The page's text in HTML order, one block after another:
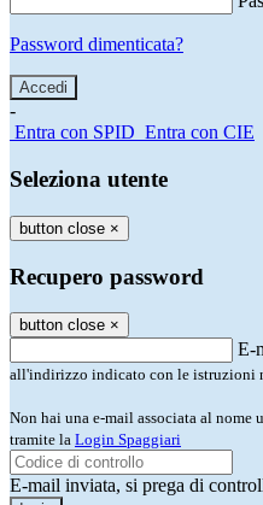
Password dimenticata?
-
Entra con SPID Entra con CIE
Seleziona utente
button close ×
Recupero password
button close ×
E-
all'indirizzo indicato con le istruzioni
Non hai una e-mail associata al nome
tramite la Login Spaggiari
E-mail inviata, si prega di